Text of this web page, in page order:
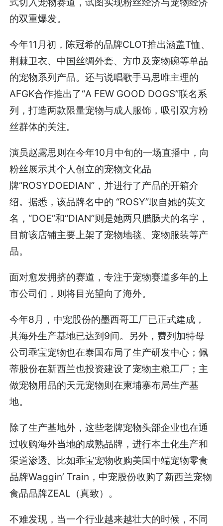
的双重爆发。
今年11月初，陈冠希的品牌CLOT推出涵盖T恤、
荆棘卫衣、中国丝绸外套、方巾及宠物碗等单品
的宠物系列产品。还与说唱歌手马思唯主理的
AFGK合作推出了“A FEW GOOD DOGS”联名系
列，打造两款限量宠物与成人服饰，吸引双方粉
丝群体的关注。
演员赵露思则在今年10月中旬的一场直播中，向
粉丝展示其个人创立的宠物文化品
牌“ROSYDOEDIAN”，并进行了产品的开箱介
绍。据悉，该品牌名中的 “ROSY”取自她的英文
名，“DOE”和“DIAN”则是她两只腊肠犬的名字，
目前该店铺主要上架了宠物地毯、宠物服装等产
品。
面对愈发拥挤的赛道，专注于宠物赛道多年的上
市公司们，则将目光望向了海外。
今年8月，中宠股份的墨西哥工厂已正式建成，
其海外生产基地已达到9间。另外，费列加特母
公司乖宝宠物也在泰国布局了生产研发中心；佩
蒂股份在新西兰也投资建设了宠物主粮工厂；主
做宠物用品的天元宠物则在柬埔寨布局生产基
地。
除了生产基地外，这些老牌宠物头部企业也在通
过收购海外当地的成熟品牌，进行本土化生产和
渠道渗透。比如乖宝宠物收购美国中端宠物零食
品牌Waggin’ Train，中宠股份收购了新西兰宠物
食品品牌ZEAL（真致）。
不难发现，当一个行业越来越壮大的时候，不同